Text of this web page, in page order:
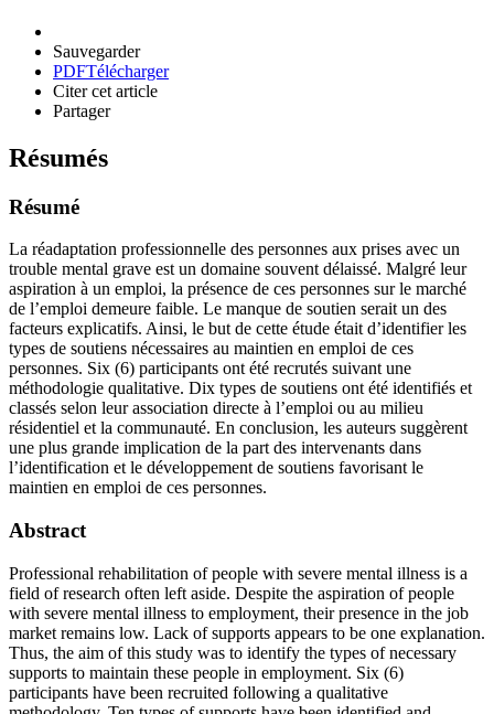
Sauvegarder
PDFTélécharger
Citer cet article
Partager
Résumés
Résumé
La réadaptation professionnelle des personnes aux prises avec un
trouble mental grave est un domaine souvent délaissé. Malgré leur
aspiration à un emploi, la présence de ces personnes sur le marché
de l’emploi demeure faible. Le manque de soutien serait un des
facteurs explicatifs. Ainsi, le but de cette étude était d’identifier les
types de soutiens nécessaires au maintien en emploi de ces
personnes. Six (6) participants ont été recrutés suivant une
méthodologie qualitative. Dix types de soutiens ont été identifiés et
classés selon leur association directe à l’emploi ou au milieu
résidentiel et la communauté. En conclusion, les auteurs suggèrent
une plus grande implication de la part des intervenants dans
l’identification et le développement de soutiens favorisant le
maintien en emploi de ces personnes.
Abstract
Professional rehabilitation of people with severe mental illness is a
field of research often left aside. Despite the aspiration of people
with severe mental illness to employment, their presence in the job
market remains low. Lack of supports appears to be one explanation.
Thus, the aim of this study was to identify the types of necessary
supports to maintain these people in employment. Six (6)
participants have been recruited following a qualitative